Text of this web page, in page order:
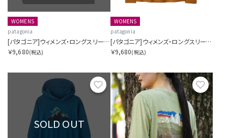
WOMENS
patagonia
[パタゴニア]ウィメンズ・ロングスリーブ・キャプリーン・クール・デイリー・シャツ（フィッツロイ・ニンバス）
￥9,680(税込)
WOMENS
patagonia
[パタゴニア]ウィメンズ・ロングスリーブ・キャプリーン・クール・デイリー・シャツ（ボードショーツ・ロゴ）
￥9,680(税込)
お気に入り
SOLD OUT
お気